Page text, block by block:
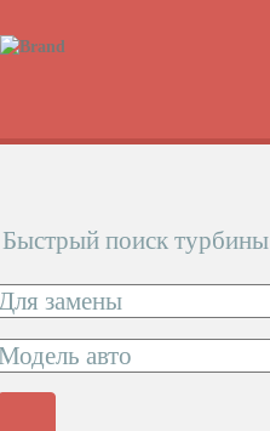
Быстрый поиск турбины